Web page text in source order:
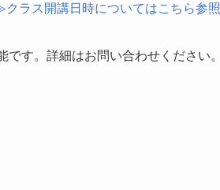
ラス開講日時についてはこちら参照
す。詳細はお問い合わせください。